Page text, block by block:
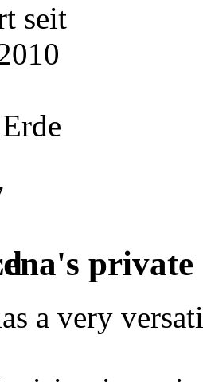
seit
private
a very